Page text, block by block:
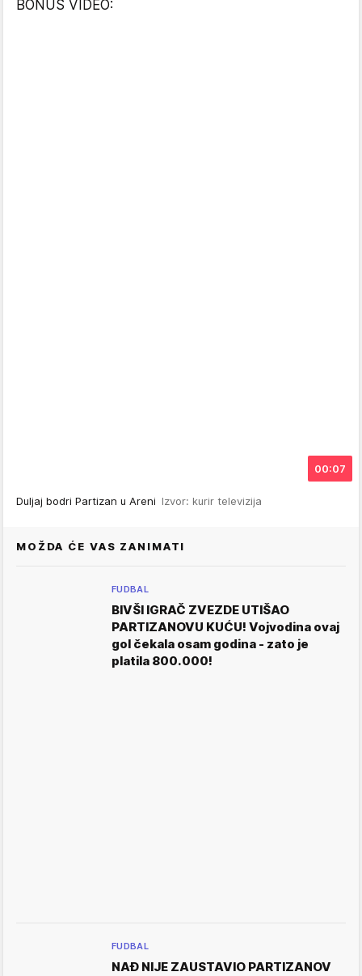
BONUS VIDEO:
00:07
Duljaj bodri Partizan u Areni Izvor: kurir televizija
MOŽDA ĆE VAS ZANIMATI
FUDBAL
BIVŠI IGRAČ ZVEZDE UTIŠAO
PARTIZANOVU KUĆU! Vojvodina ovaj
gol čekala osam godina - zato je
platila 800.000!
FUDBAL
NAĐ NIJE ZAUSTAVIO PARTIZANOV